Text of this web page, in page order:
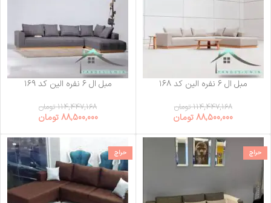
مبل ال ۶ نفره الین کد ۱۶۸
114,447,168 تومان
88,500,000 تومان
مبل ال ۶ نفره الین کد ۱۶۹
114,447,168 تومان
88,500,000 تومان
حراج حراج